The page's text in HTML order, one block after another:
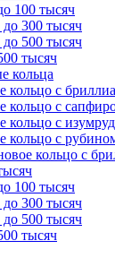
100 тысяч
300 тысяч
500 тысяч
тысяч
кольца
кольцо с
кольцо с
кольцо с
кольцо с
кольцо с
100 тысяч
300 тысяч
500 тысяч
тысяч